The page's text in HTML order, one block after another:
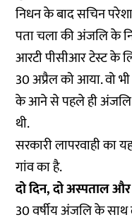
निधन के बाद सचिन
पता चला की अंजलि के
आरटी पीसीआर टेस्ट के
30 अप्रैल को आया. वो
के आने से पहले ही अंजलि
थी.
सरकारी लापरवाही
गांव का है.
दो दिन, दो अस्पताल
30 वर्षीय अंजलि के साथ